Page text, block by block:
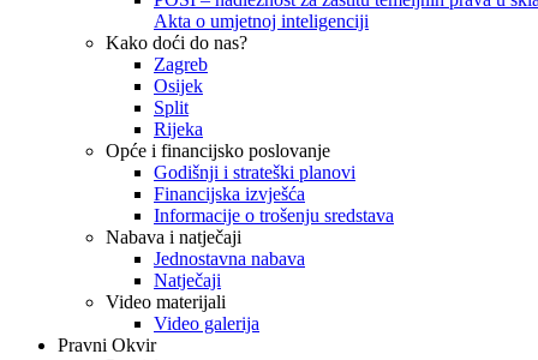
Akta o umjetnoj inteligenciji
Kako doći do nas?
Zagreb
Osijek
Split
Rijeka
Opće i financijsko poslovanje
Godišnji i strateški planovi
Financijska izvješća
Informacije o trošenju sredstava
Nabava i natječaji
Jednostavna nabava
Natječaji
Video materijali
Video galerija
Pravni Okvir